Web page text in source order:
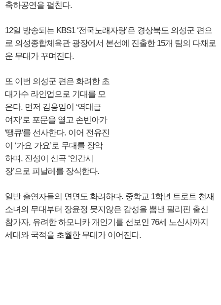
축하공연을 펼친다.
12일 방송되는 KBS1 ‘전국노래자랑’은 경상북도 의성군 편으
로 의성종합체육관 광장에서 본선에 진출한 15개 팀의 다채로
운 무대가 꾸며진다.
또 이번 의성군 편은 화려한 초
대가수 라인업으로 기대를 모
은다. 먼저 김용임이 ‘역대급
여자’로 포문을 열고 손빈아가
'땡큐'를 선사한다. 이어 전유진
이 ‘가요 가요’로 무대를 장악
하며, 진성이 신곡 ‘인간시
장’으로 피날레를 장식한다.
일반 출연자들의 면면도 화려하다. 중학교 1학년 트로트 천재
소녀의 무대부터 장윤정 못지않은 감성을 뽐낸 필리핀 출신
참가자, 유려한 하모니카 개인기를 선보인 76세 노신사까지
세대와 국적을 초월한 무대가 이어진다.